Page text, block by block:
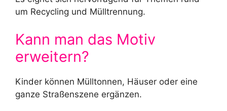
um Recycling und Mülltrennung.
Kann man das Motiv
erweitern?
Kinder können Mülltonnen, Häuser oder eine
ganze Straßenszene ergänzen.